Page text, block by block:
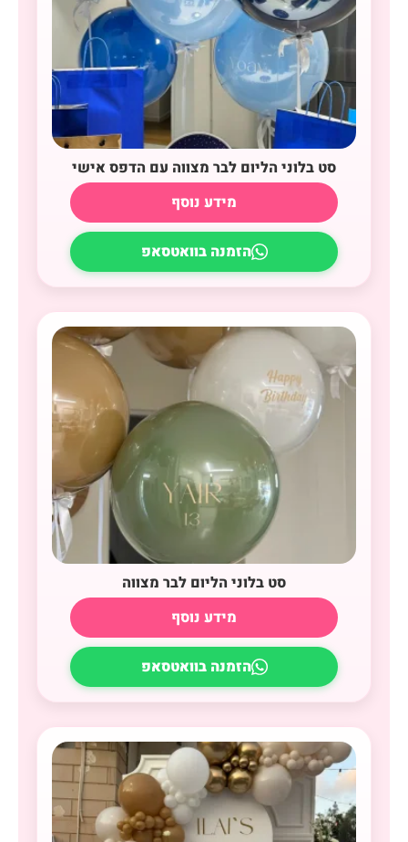
סט בלוני הליום לבר מצווה עם הדפס אישי
מידע נוסף
הזמנה בוואטסאפ
סט בלוני הליום לבר מצווה
מידע נוסף
הזמנה בוואטסאפ